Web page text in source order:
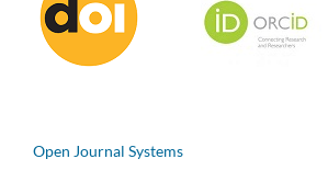
Open Journal Systems